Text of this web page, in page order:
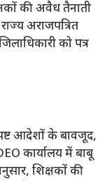
की अवैध तैनाती
अराजपत्रित
को पत्र
आदेशों के बावजूद,
कार्यालय में बाबू
शिक्षकों की